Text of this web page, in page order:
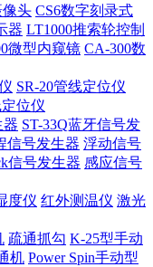
像头 CS6数字刻录式
器 LT1000推索轮控制
微型内窥镜 CA-300数
SR-20管线定位仪
定位仪
器 ST-33Q蓝牙信号发
信号发生器 浮动信号
信号发生器 感应信号
度仪 红外测温仪 激光
疏通抓勾 K-25型手动
机 Power Spin手动型